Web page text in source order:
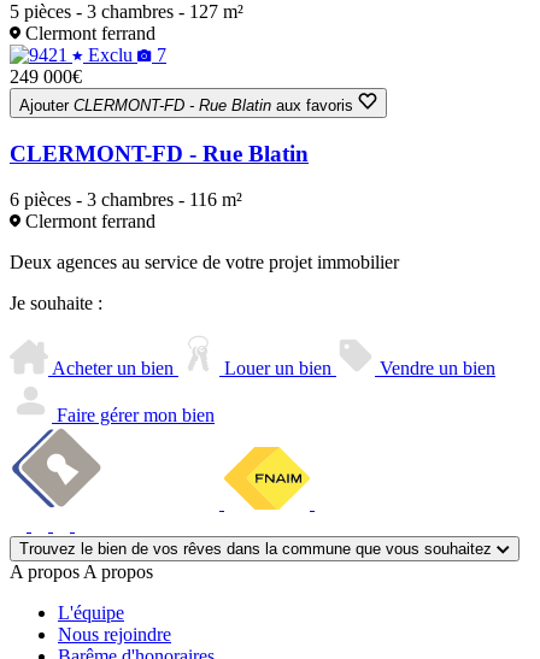
5 pièces - 3 chambres - 127 m²
Clermont ferrand
Exclu
7
249 000€
Ajouter CLERMONT-FD - Rue Blatin aux favoris
CLERMONT-FD - Rue Blatin
6 pièces - 3 chambres - 116 m²
Clermont ferrand
Deux agences au service de votre projet immobilier
Je souhaite :
Acheter un bien Louer un bien Vendre un bien
Faire gérer mon bien
Trouvez le bien de vos rêves dans la commune que vous souhaitez
A proposA propos
L'équipe
Nous rejoindre